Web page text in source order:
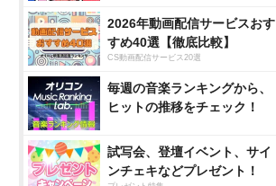
2026年動画配信サービスおす
すめ40選【徹底比較】
CS動画配信サービス20選
毎週の音楽ランキングから、
ヒットの推移をチェック！
試写会、登壇イベント、サイ
ンチェキなどプレゼント！